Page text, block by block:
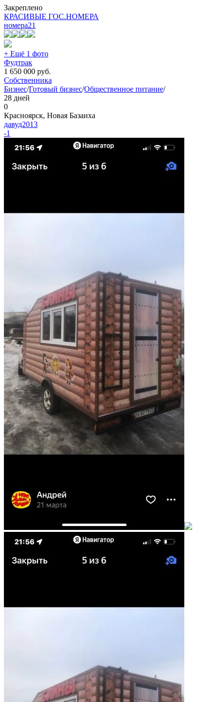
Закреплено
КРАСИВЫЕ ГОС.НОМЕРА
номера21
+ Ещё 1 фото
Фудтрак
1 650 000 руб.
Собственника
Бизнес/Готовый бизнес/Общественное питание/
28 дней
0
Красноярск, Новая Базаиха
давуд2013
-1